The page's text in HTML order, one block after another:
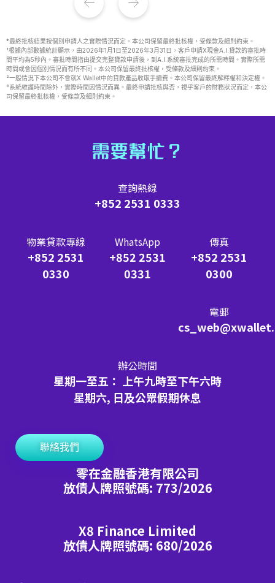
*最終批核結果按個別申請人之實際情況而定。本公司保留最終批核權，受條款及細則約束。
¹根據內部數據統計顯示，由2026年1月1日至2026年3月31日，客戶申請X現金A.I.貸款的審批時
間平均為5秒內。審批時間指由提交完整貸款申請後，到A.I.系統審批完成的所需時間。實際所需
時間或會因個別情況而有所不同。本公司保留最終批核權，受條款及細則約束。
²一般情況下本公司不會就X Wallet中的貸款產品收取手續費。本公司保留最終解釋權和決定權。
³系統維護時間除外，實際時間因情況而異。最終申請批核與否，視乎客戶的財務狀況而定，本公
司保留最終批核權，受條款及細則約束。
需要幫忙？
查詢熱線
+852 2531 0333
物業貸款專線
+852 2531
0330
WhatsApp
+852 2531
0331
傳真
+852 2531
0300
電郵
辦公時間
星期一至五： 上午九時至下午六時
星期六, 日及公眾假期休息
聯絡我們
零在金融香港有限公司
放債人牌照號碼: 773/2026
X8 Finance Limited
放債人牌照號碼: 680/2026